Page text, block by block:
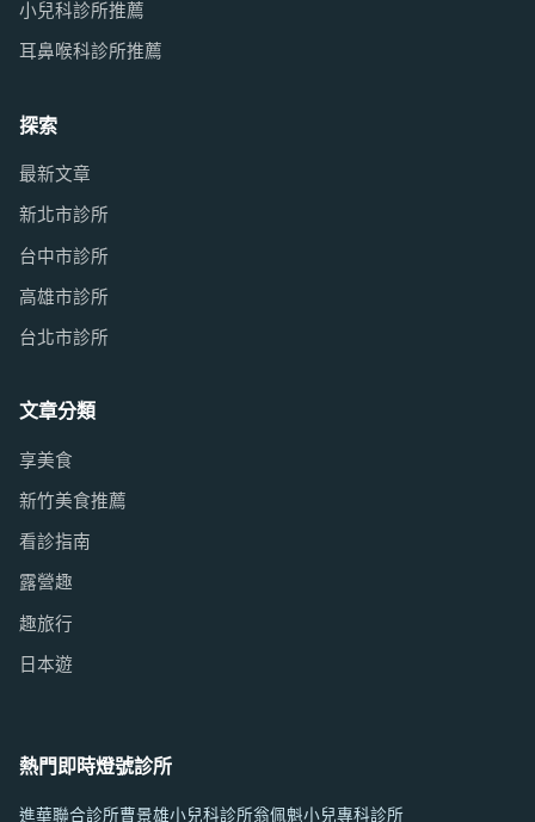
小兒科診所推薦
耳鼻喉科診所推薦
探索
最新文章
新北市診所
台中市診所
高雄市診所
台北市診所
文章分類
享美食
新竹美食推薦
看診指南
露營趣
趣旅行
日本遊
熱門即時燈號診所
進華聯合診所曹景雄小兒科診所翁佩魁小兒專科診所